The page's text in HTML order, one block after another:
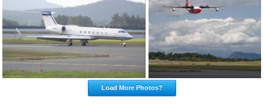
Load More Photos?